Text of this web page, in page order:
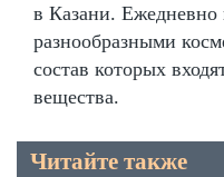
в Казани. Ежедневно
разнообразными
состав которых
вещества.
Читайте также